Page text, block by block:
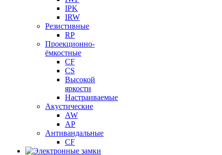
IPK
IRW
Резистивные
RP
Проекционно-
ёмкостные
CF
CS
Высокой
яркости
Настраиваемые
Акустические
AW
AP
Антивандальные
CF